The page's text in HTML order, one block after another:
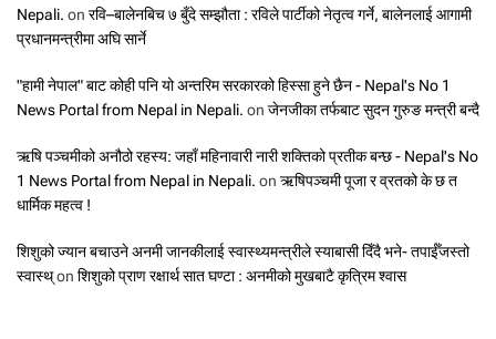
Nepali. on रवि–बालेनबिच ७ बुँदे सम्झौता : रविले पार्टीको नेतृत्व गर्ने, बालेनलाई आगामी
प्रधानमन्त्रीमा अघि सार्ने
"हामी नेपाल" बाट कोही पनि यो अन्तरिम सरकारको हिस्सा हुने छैन - Nepal's No 1
News Portal from Nepal in Nepali. on जेनजीका तर्फबाट सुदन गुरुङ मन्त्री बन्दै
ऋषि पञ्चमीको अनौठो रहस्य: जहाँ महिनावारी नारी शक्तिको प्रतीक बन्छ - Nepal's No
1 News Portal from Nepal in Nepali. on ऋषिपञ्चमी पूजा र व्रतको के छ त
धार्मिक महत्व !
शिशुको ज्यान बचाउने अनमी जानकीलाई स्वास्थ्यमन्त्रीले स्याबासी दिँदै भने- तपाईँजस्तो
स्वास्थ्on शिशुको प्राण रक्षार्थ सात घण्टा : अनमीको मुखबाटै कृत्रिम श्वास